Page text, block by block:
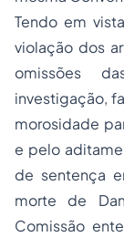
Tendo em
violação dos
omissões
investigação,
morosidade
e pelo
de sentença
morte de
Comissão